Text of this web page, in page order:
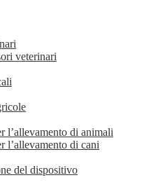
veterinari
l’allevamento di animali
l’allevamento di cani
del dispositivo